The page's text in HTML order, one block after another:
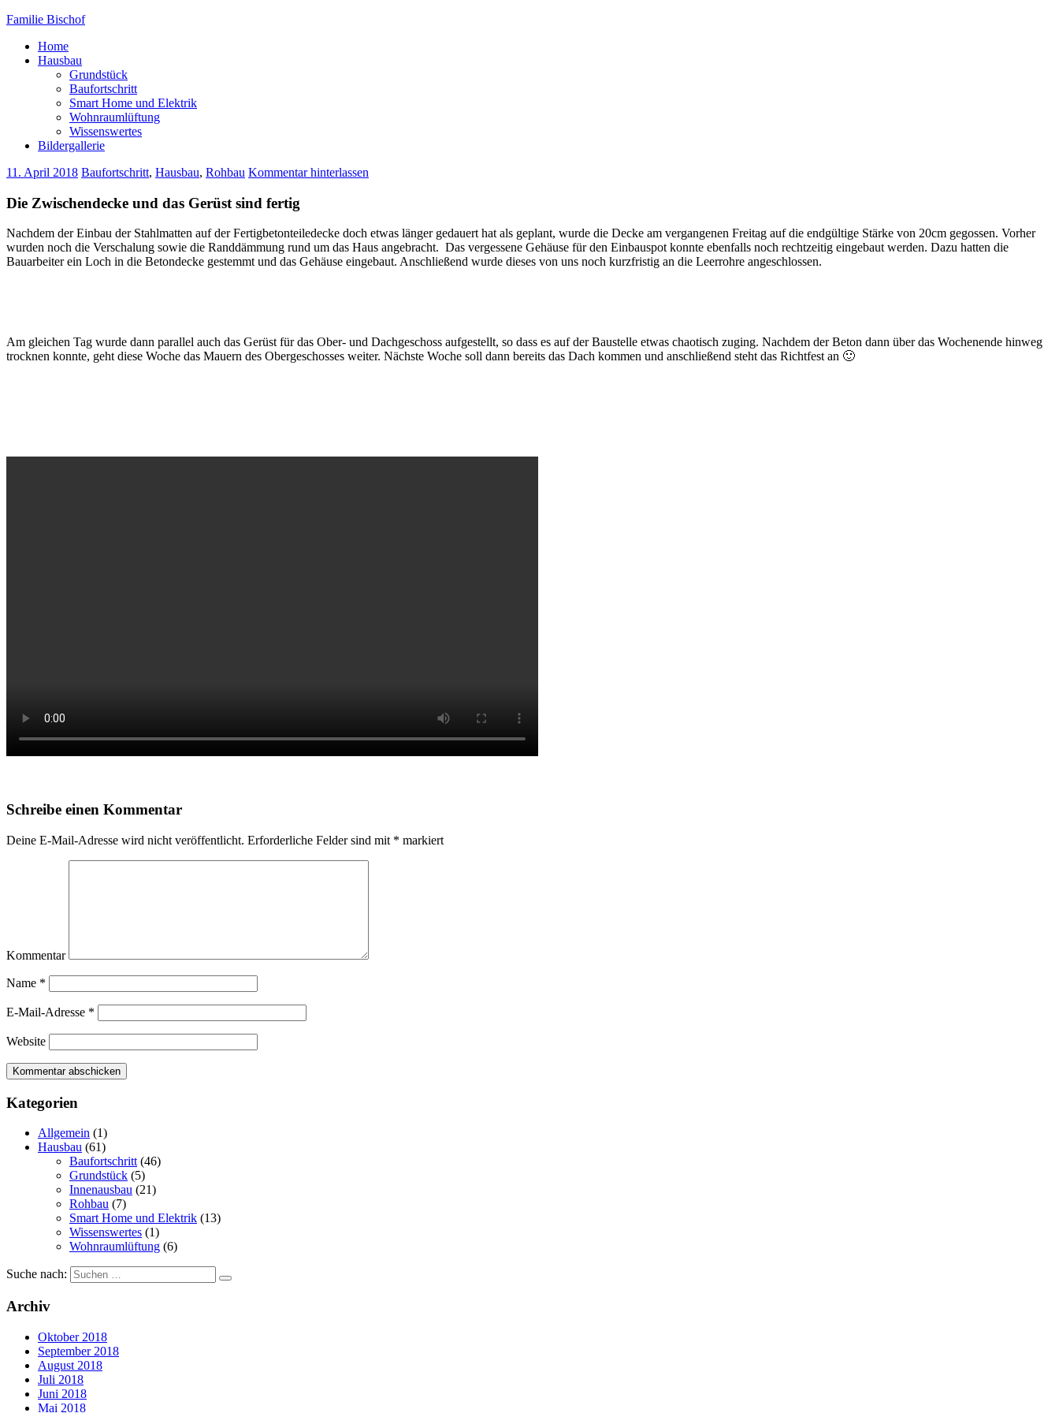
Familie Bischof
Home
Hausbau
Grundstück
Baufortschritt
Smart Home und Elektrik
Wohnraumlüftung
Wissenswertes
Bildergallerie
11. April 2018 Baufortschritt, Hausbau, Rohbau Kommentar hinterlassen
Die Zwischendecke und das Gerüst sind fertig
Nachdem der Einbau der Stahlmatten auf der Fertigbetonteiledecke doch etwas länger gedauert hat als geplant, wurde die Decke am vergangenen Freitag auf die endgültige Stärke von 20cm gegossen. Vorher
wurden noch die Verschalung sowie die Randdämmung rund um das Haus angebracht. Das vergessene Gehäuse für den Einbauspot konnte ebenfalls noch rechtzeitig eingebaut werden. Dazu hatten die
Bauarbeiter ein Loch in die Betondecke gestemmt und das Gehäuse eingebaut. Anschließend wurde dieses von uns noch kurzfristig an die Leerrohre angeschlossen.
Am gleichen Tag wurde dann parallel auch das Gerüst für das Ober- und Dachgeschoss aufgestellt, so dass es auf der Baustelle etwas chaotisch zuging. Nachdem der Beton dann über das Wochenende hinweg
trocknen konnte, geht diese Woche das Mauern des Obergeschosses weiter. Nächste Woche soll dann bereits das Dach kommen und anschließend steht das Richtfest an 🙂
Schreibe einen Kommentar
Deine E-Mail-Adresse wird nicht veröffentlicht. Erforderliche Felder sind mit * markiert
Kommentar
Name *
E-Mail-Adresse *
Website
Kategorien
Allgemein (1)
Hausbau (61)
Baufortschritt (46)
Grundstück (5)
Innenausbau (21)
Rohbau (7)
Smart Home und Elektrik (13)
Wissenswertes (1)
Wohnraumlüftung (6)
Suche nach:
Archiv
Oktober 2018
September 2018
August 2018
Juli 2018
Juni 2018
Mai 2018